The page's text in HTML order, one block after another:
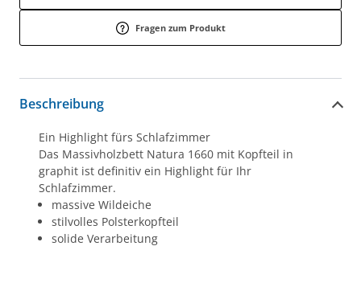
Fragen zum Produkt
Beschreibung
Ein Highlight fürs Schlafzimmer
Das Massivholzbett Natura 1660 mit Kopfteil in
graphit ist definitiv ein Highlight für Ihr
Schlafzimmer.
massive Wildeiche
stilvolles Polsterkopfteil
solide Verarbeitung